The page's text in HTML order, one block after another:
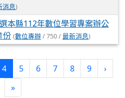
消息)
本縣112年數位學習專案辦公
份 (數位專辦/ 750 /最新消息)
4(current)
5 6 7 8 9
›
»